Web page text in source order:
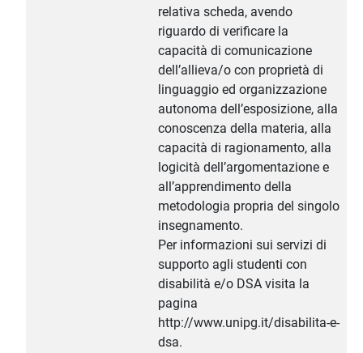
relativa scheda, avendo
riguardo di verificare la
capacità di comunicazione
dell’allieva/o con proprietà di
linguaggio ed organizzazione
autonoma dell’esposizione, alla
conoscenza della materia, alla
capacità di ragionamento, alla
logicità dell’argomentazione e
all’apprendimento della
metodologia propria del singolo
insegnamento.
Per informazioni sui servizi di
supporto agli studenti con
disabilità e/o DSA visita la
pagina
http://www.unipg.it/disabilita-e-
dsa.